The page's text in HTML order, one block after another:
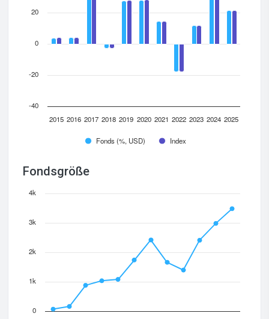
Fonds (%, USD) Index
2015 2016 2017 2018 2019 2020 2021 2022 2023 2024 2025
-40
-20
0
20
Fondsgröße
0
1k
2k
3k
4k